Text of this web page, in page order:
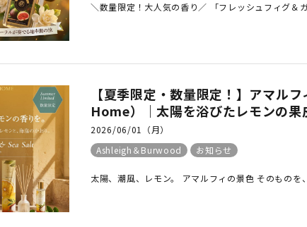
＼数量限定！大人気の香り／ 「フレッシュフィグ
【夏季限定・数量限定！】アマル
Home）｜太陽を浴びたレモンの果
2026/06/01（月）
Ashleigh＆Burwood
お知らせ
太陽、潮風、レモン。 アマルフィの景色 そのもの